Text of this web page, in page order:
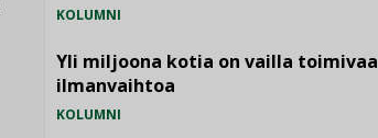
KOLUMNI
Yli miljoona kotia on vailla toimivaa
ilmanvaihtoa
KOLUMNI